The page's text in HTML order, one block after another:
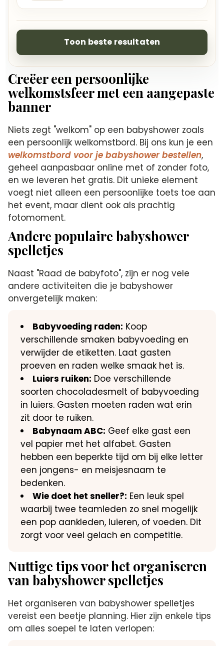
Toon beste resultaten
Creëer een persoonlijke
welkomstsfeer met een aangepaste
banner
Niets zegt "welkom" op een babyshower zoals
een persoonlijk welkomstbord. Bij ons kun je een
welkomstbord voor je babyshower bestellen,
geheel aanpasbaar online met of zonder foto,
en we leveren het gratis. Dit unieke element
voegt niet alleen een persoonlijke toets toe aan
het event, maar dient ook als prachtig
fotomoment.
Andere populaire babyshower
spelletjes
Naast "Raad de babyfoto", zijn er nog vele
andere activiteiten die je babyshower
onvergetelijk maken:
Babyvoeding raden: Koop
verschillende smaken babyvoeding en
verwijder de etiketten. Laat gasten
proeven en raden welke smaak het is.
Luiers ruiken: Doe verschillende
soorten chocoladesmelt of babyvoeding
in luiers. Gasten moeten raden wat erin
zit door te ruiken.
Babynaam ABC: Geef elke gast een
vel papier met het alfabet. Gasten
hebben een beperkte tijd om bij elke letter
een jongens- en meisjesnaam te
bedenken.
Wie doet het sneller?: Een leuk spel
waarbij twee teamleden zo snel mogelijk
een pop aankleden, luieren, of voeden. Dit
zorgt voor veel gelach en competitie.
Nuttige tips voor het organiseren
van babyshower spelletjes
Het organiseren van babyshower spelletjes
vereist een beetje planning. Hier zijn enkele tips
om alles soepel te laten verlopen: